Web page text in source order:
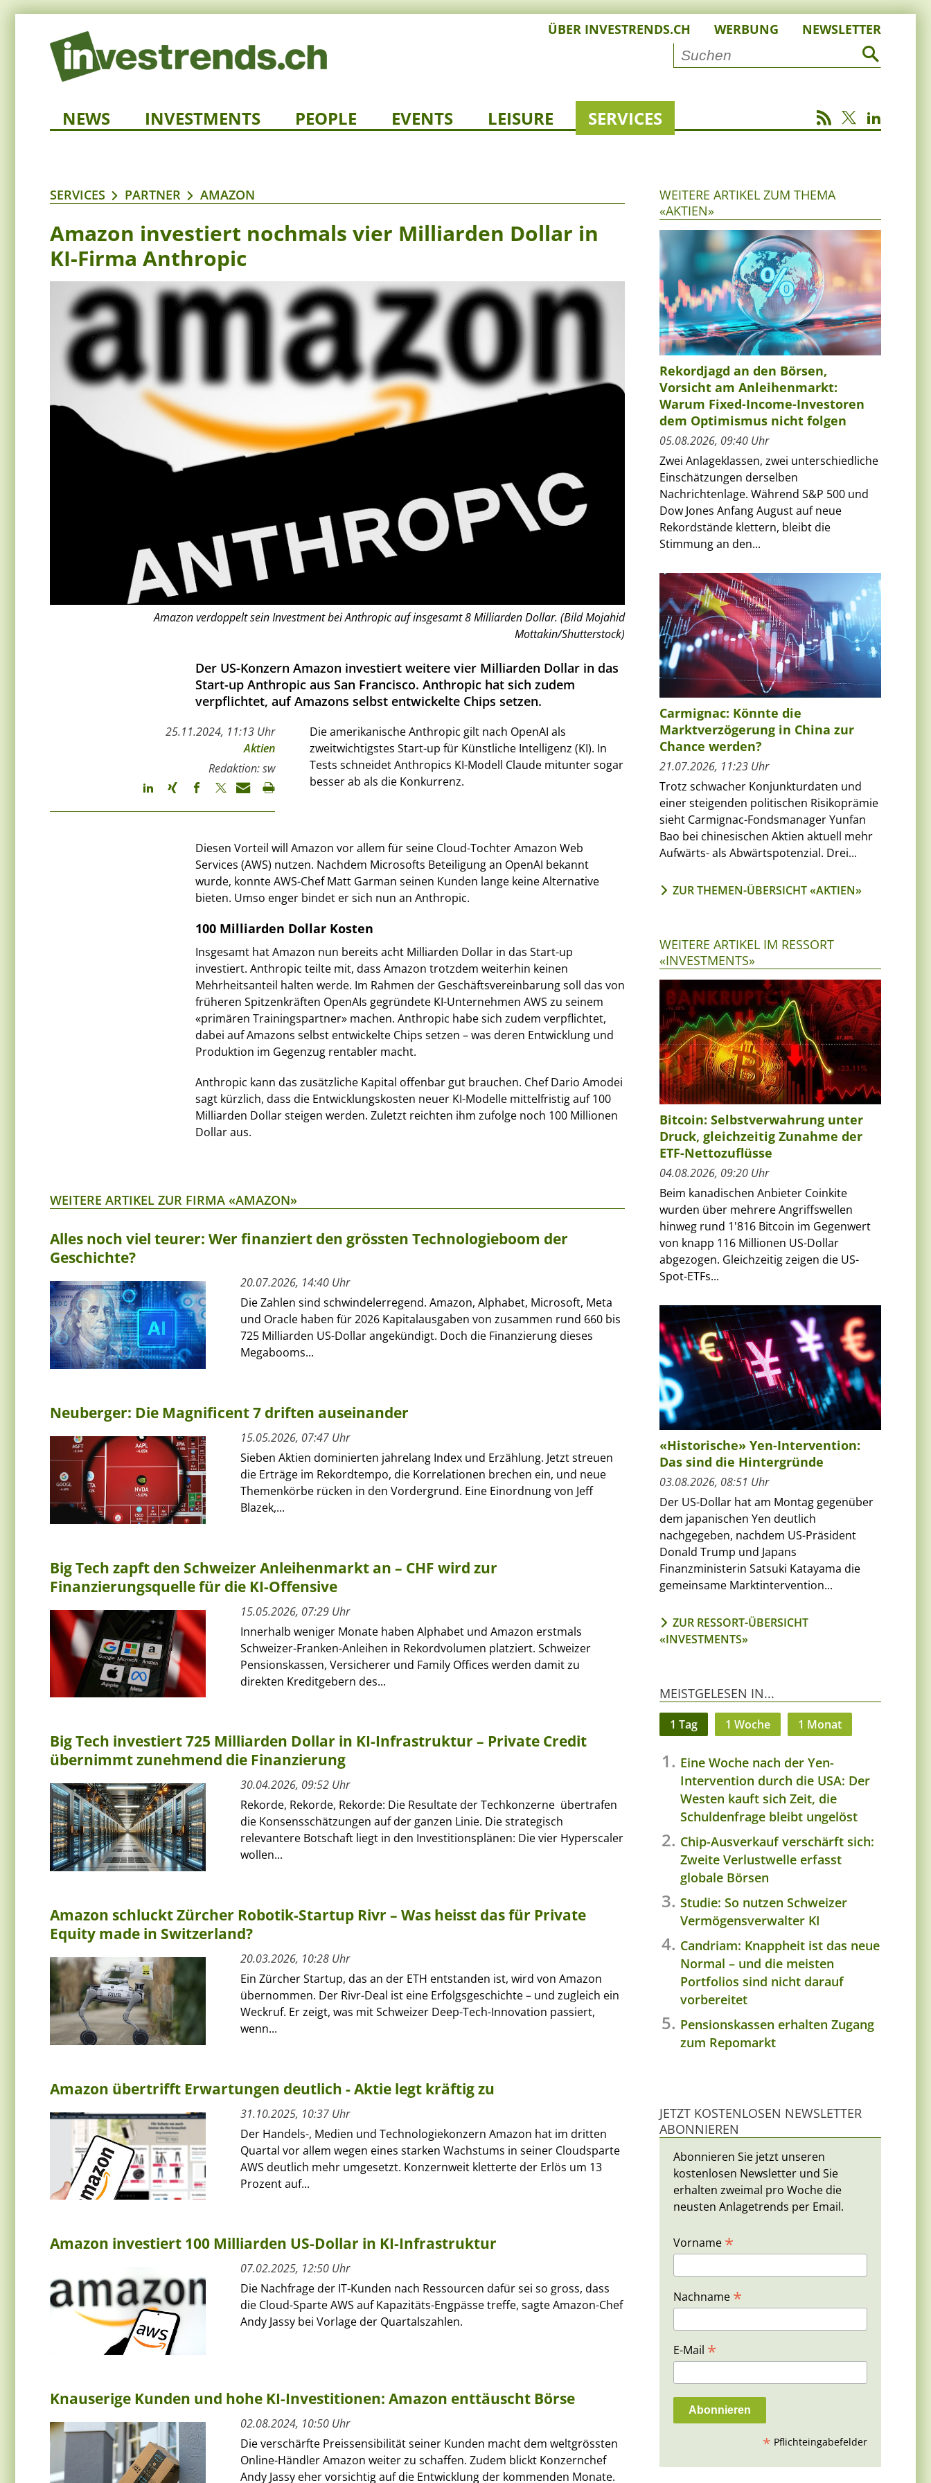
ÜBER INVESTRENDS.CH WERBUNG NEWSLETTER
NEWS INVESTMENTS PEOPLE EVENTS LEISURE SERVICES
SERVICES PARTNER AMAZON
Amazon investiert nochmals vier Milliarden Dollar in
KI-Firma Anthropic
Amazon verdoppelt sein Investment bei Anthropic auf insgesamt 8 Milliarden Dollar. (Bild Mojahid
Mottakin/Shutterstock)
Der US-Konzern Amazon investiert weitere vier Milliarden Dollar in das
Start-up Anthropic aus San Francisco. Anthropic hat sich zudem
verpflichtet, auf Amazons selbst entwickelte Chips setzen.
25.11.2024, 11:13 Uhr
Aktien
Redaktion: sw
Die amerikanische Anthropic gilt nach OpenAI als
zweitwichtigstes Start-up für Künstliche Intelligenz (KI). In
Tests schneidet Anthropics KI-Modell Claude mitunter sogar
besser ab als die Konkurrenz.
Diesen Vorteil will Amazon vor allem für seine Cloud-Tochter Amazon Web
Services (AWS) nutzen. Nachdem Microsofts Beteiligung an OpenAI bekannt
wurde, konnte AWS-Chef Matt Garman seinen Kunden lange keine Alternative
bieten. Umso enger bindet er sich nun an Anthropic.
100 Milliarden Dollar Kosten
Insgesamt hat Amazon nun bereits acht Milliarden Dollar in das Start-up
investiert. Anthropic teilte mit, dass Amazon trotzdem weiterhin keinen
Mehrheitsanteil halten werde. Im Rahmen der Geschäftsvereinbarung soll das von
früheren Spitzenkräften OpenAIs gegründete KI-Unternehmen AWS zu seinem
«primären Trainingspartner» machen. Anthropic habe sich zudem verpflichtet,
dabei auf Amazons selbst entwickelte Chips setzen – was deren Entwicklung und
Produktion im Gegenzug rentabler macht.
Anthropic kann das zusätzliche Kapital offenbar gut brauchen. Chef Dario Amodei
sagt kürzlich, dass die Entwicklungskosten neuer KI-Modelle mittelfristig auf 100
Milliarden Dollar steigen werden. Zuletzt reichten ihm zufolge noch 100 Millionen
Dollar aus.
WEITERE ARTIKEL ZUR FIRMA «AMAZON»
Alles noch viel teurer: Wer finanziert den grössten Technologieboom der
Geschichte?
20.07.2026, 14:40 Uhr
Die Zahlen sind schwindelerregend. Amazon, Alphabet, Microsoft, Meta
und Oracle haben für 2026 Kapitalausgaben von zusammen rund 660 bis
725 Milliarden US-Dollar angekündigt. Doch die Finanzierung dieses
Megabooms...
Neuberger: Die Magnificent 7 driften auseinander
15.05.2026, 07:47 Uhr
Sieben Aktien dominierten jahrelang Index und Erzählung. Jetzt streuen
die Erträge im Rekordtempo, die Korrelationen brechen ein, und neue
Themenkörbe rücken in den Vordergrund. Eine Einordnung von Jeff
Blazek,...
Big Tech zapft den Schweizer Anleihenmarkt an – CHF wird zur
Finanzierungsquelle für die KI-Offensive
15.05.2026, 07:29 Uhr
Innerhalb weniger Monate haben Alphabet und Amazon erstmals
Schweizer-Franken-Anleihen in Rekordvolumen platziert. Schweizer
Pensionskassen, Versicherer und Family Offices werden damit zu
direkten Kreditgebern des...
Big Tech investiert 725 Milliarden Dollar in KI-Infrastruktur – Private Credit
übernimmt zunehmend die Finanzierung
30.04.2026, 09:52 Uhr
Rekorde, Rekorde, Rekorde: Die Resultate der Techkonzerne übertrafen
die Konsensschätzungen auf der ganzen Linie. Die strategisch
relevantere Botschaft liegt in den Investitionsplänen: Die vier Hyperscaler
wollen...
Amazon schluckt Zürcher Robotik-Startup Rivr – Was heisst das für Private
Equity made in Switzerland?
20.03.2026, 10:28 Uhr
Ein Zürcher Startup, das an der ETH entstanden ist, wird von Amazon
übernommen. Der Rivr-Deal ist eine Erfolgsgeschichte – und zugleich ein
Weckruf. Er zeigt, was mit Schweizer Deep-Tech-Innovation passiert,
wenn...
Amazon übertrifft Erwartungen deutlich - Aktie legt kräftig zu
31.10.2025, 10:37 Uhr
Der Handels-, Medien und Technologiekonzern Amazon hat im dritten
Quartal vor allem wegen eines starken Wachstums in seiner Cloudsparte
AWS deutlich mehr umgesetzt. Konzernweit kletterte der Erlös um 13
Prozent auf...
Amazon investiert 100 Milliarden US-Dollar in KI-Infrastruktur
07.02.2025, 12:50 Uhr
Die Nachfrage der IT-Kunden nach Ressourcen dafür sei so gross, dass
die Cloud-Sparte AWS auf Kapazitäts-Engpässe treffe, sagte Amazon-Chef
Andy Jassy bei Vorlage der Quartalszahlen.
Knauserige Kunden und hohe KI-Investitionen: Amazon enttäuscht Börse
02.08.2024, 10:50 Uhr
Die verschärfte Preissensibilität seiner Kunden macht dem weltgrössten
Online-Händler Amazon weiter zu schaffen. Zudem blickt Konzernchef
Andy Jassy eher vorsichtig auf die Entwicklung der kommenden Monate.
WEITERE ARTIKEL ZUM THEMA
«AKTIEN»
Rekordjagd an den Börsen,
Vorsicht am Anleihenmarkt:
Warum Fixed-Income-Investoren
dem Optimismus nicht folgen
05.08.2026, 09:40 Uhr
Zwei Anlageklassen, zwei unterschiedliche
Einschätzungen derselben
Nachrichtenlage. Während S&P 500 und
Dow Jones Anfang August auf neue
Rekordstände klettern, bleibt die
Stimmung an den...
Carmignac: Könnte die
Marktverzögerung in China zur
Chance werden?
21.07.2026, 11:23 Uhr
Trotz schwacher Konjunkturdaten und
einer steigenden politischen Risikoprämie
sieht Carmignac-Fondsmanager Yunfan
Bao bei chinesischen Aktien aktuell mehr
Aufwärts- als Abwärtspotenzial. Drei...
ZUR THEMEN-ÜBERSICHT «AKTIEN»
WEITERE ARTIKEL IM RESSORT
«INVESTMENTS»
Bitcoin: Selbstverwahrung unter
Druck, gleichzeitig Zunahme der
ETF-Nettozuflüsse
04.08.2026, 09:20 Uhr
Beim kanadischen Anbieter Coinkite
wurden über mehrere Angriffswellen
hinweg rund 1'816 Bitcoin im Gegenwert
von knapp 116 Millionen US-Dollar
abgezogen. Gleichzeitig zeigen die US-
Spot-ETFs...
«Historische» Yen-Intervention:
Das sind die Hintergründe
03.08.2026, 08:51 Uhr
Der US-Dollar hat am Montag gegenüber
dem japanischen Yen deutlich
nachgegeben, nachdem US-Präsident
Donald Trump und Japans
Finanzministerin Satsuki Katayama die
gemeinsame Marktintervention...
ZUR RESSORT-ÜBERSICHT
«INVESTMENTS»
MEISTGELESEN IN...
1 Tag 1 Woche 1 Monat
Eine Woche nach der Yen-
Intervention durch die USA: Der
Westen kauft sich Zeit, die
Schuldenfrage bleibt ungelöst
Chip-Ausverkauf verschärft sich:
Zweite Verlustwelle erfasst
globale Börsen
Studie: So nutzen Schweizer
Vermögensverwalter KI
Candriam: Knappheit ist das neue
Normal – und die meisten
Portfolios sind nicht darauf
vorbereitet
Pensionskassen erhalten Zugang
zum Repomarkt
JETZT KOSTENLOSEN NEWSLETTER
ABONNIEREN
Abonnieren Sie jetzt unseren
kostenlosen Newsletter und Sie
erhalten zweimal pro Woche die
neusten Anlagetrends per Email.
Vorname *
Nachname *
E-Mail *
* Pflichteingabefelder